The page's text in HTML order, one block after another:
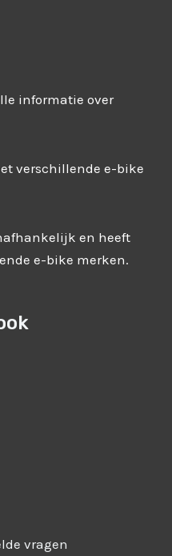
informatie over
verschillende e-bike
en heeft
e-bike merken.
vragen